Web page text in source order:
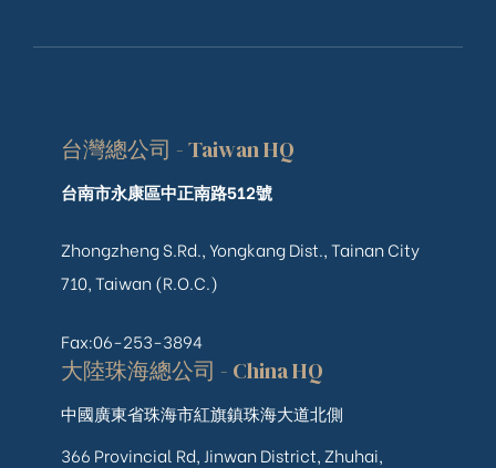
台灣總公司 - Taiwan HQ
台南市永康區中正南路512號
Zhongzheng S.Rd., Yongkang Dist., Tainan City
710, Taiwan (R.O.C.)
Fax:06-253-3894
大陸珠海總公司 - China HQ
中國廣東省珠海市紅旗鎮珠海大道北側
366 Provincial Rd, Jinwan District, Zhuhai,